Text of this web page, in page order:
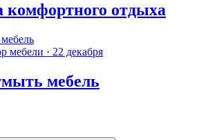
отдыха
мебели · 22 декабря
мебель